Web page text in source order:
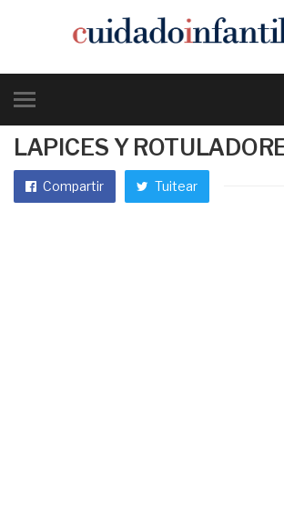
LAPICES Y
Compartir Tuitear